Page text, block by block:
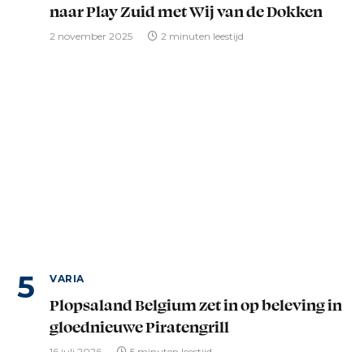
naar Play Zuid met Wij van de Dokken
2 november 2025 2 minuten leestijd
VARIA
Plopsaland Belgium zet in op beleving in
gloednieuwe Piratengrill